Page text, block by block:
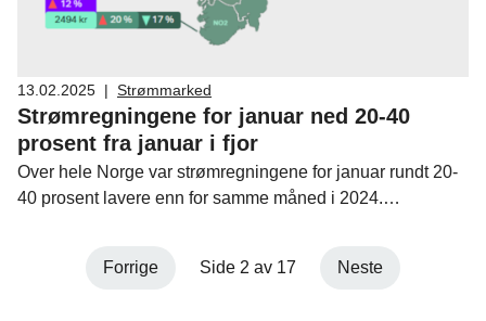
13.02.2025 | Strømmarked
Strømregningene for januar ned 20-40
prosent fra januar i fjor
Over hele Norge var strømregningene for januar rundt 20-
40 prosent lavere enn for samme måned i 2024.
strømprisindeks.
Forrige Side 2 av 17 Neste